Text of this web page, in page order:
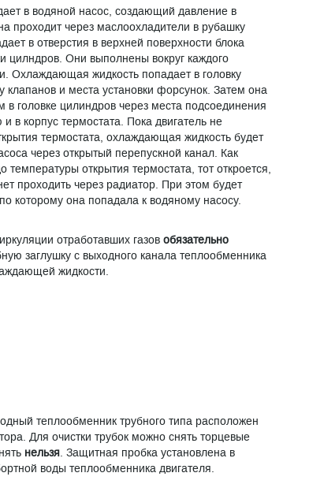
в водяной насос, создающий давление в
проходит через маслоохладители в рубашку
в отверстия в верхней поверхности блока
цилндров. Они выполнены вокруг каждого
Охлаждающая жидкость попадает в головку
клапанов и места установки форсунок. Затем она
в головке цилиндров через места подсоединения
в корпус термостата. Пока двигатель не
термостата, охлаждающая жидкость будет
через открытый перепускной канал. Как
температуры открытия термостата, тот откроется,
проходить через радиатор. При этом будет
которому она попадала к водяному насосу.
отработавших газов обязательно
заглушку с выходного канала теплообменника
жидкости.
теплообменник трубного типа расположен
Для очистки трубок можно снять торцевые
нельзя. Защитная пробка установлена в
воды теплообменника двигателя.